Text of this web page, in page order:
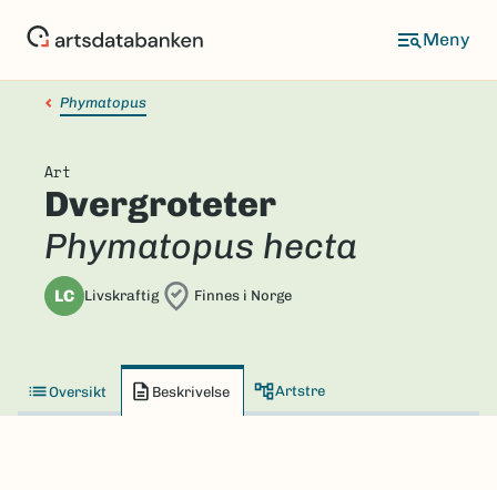
Phymatopus
Art
Dvergroteter
Phymatopus hecta
LC Livskraftig Finnes i Norge
Oversikt Beskrivelse Artstre